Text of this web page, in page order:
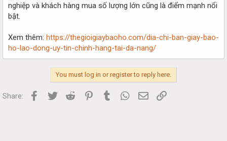
nghiệp và khách hàng mua số lượng lớn cũng là điểm mạnh nổi
bật.
Xem thêm: https://thegioigiaybaoho.com/dia-chi-ban-giay-bao-
ho-lao-dong-uy-tin-chinh-hang-tai-da-nang/
You must log in or register to reply here.
Share: Facebook
Twitter Reddit PinterestTumblr WhatsApp
Email